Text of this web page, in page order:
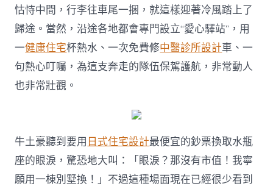
怙恃中間，行李往車尾一捆，就這樣迎著冷風踏上了
歸途。當然，沿途各地都會專門設立“愛心驛站”，用
一健康住宅杯熱水、一次免費修中醫診所設計車、一
句熱心叮囑，為這支奔走的隊伍保駕護航，非常動人
也非常壯觀。
牛土豪聽到要用 日式住宅設計最便宜的鈔票換取水瓶
座的眼淚，驚恐地大叫：「眼淚？那沒有市值！我寧
願用一棟別墅換！」不過這種場面現在已經很少看到